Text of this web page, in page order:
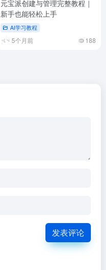
元宝派创建与管理完整教程｜
新手也能轻松上手
AI学习教程
5个月前 188
发表评论